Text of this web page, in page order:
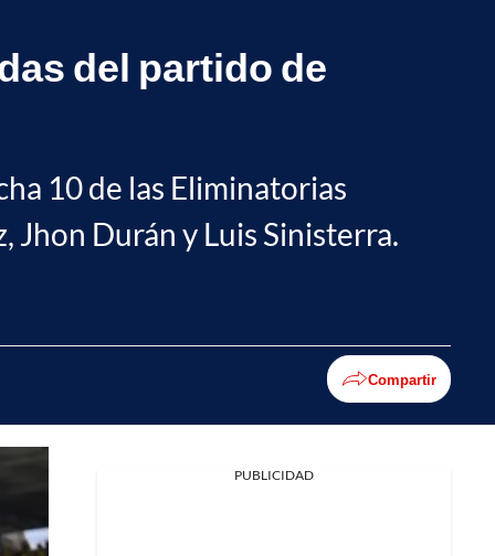
del partido de
10 de las Eliminatorias
Jhon Durán y Luis Sinisterra.
Compartir
PUBLICIDAD